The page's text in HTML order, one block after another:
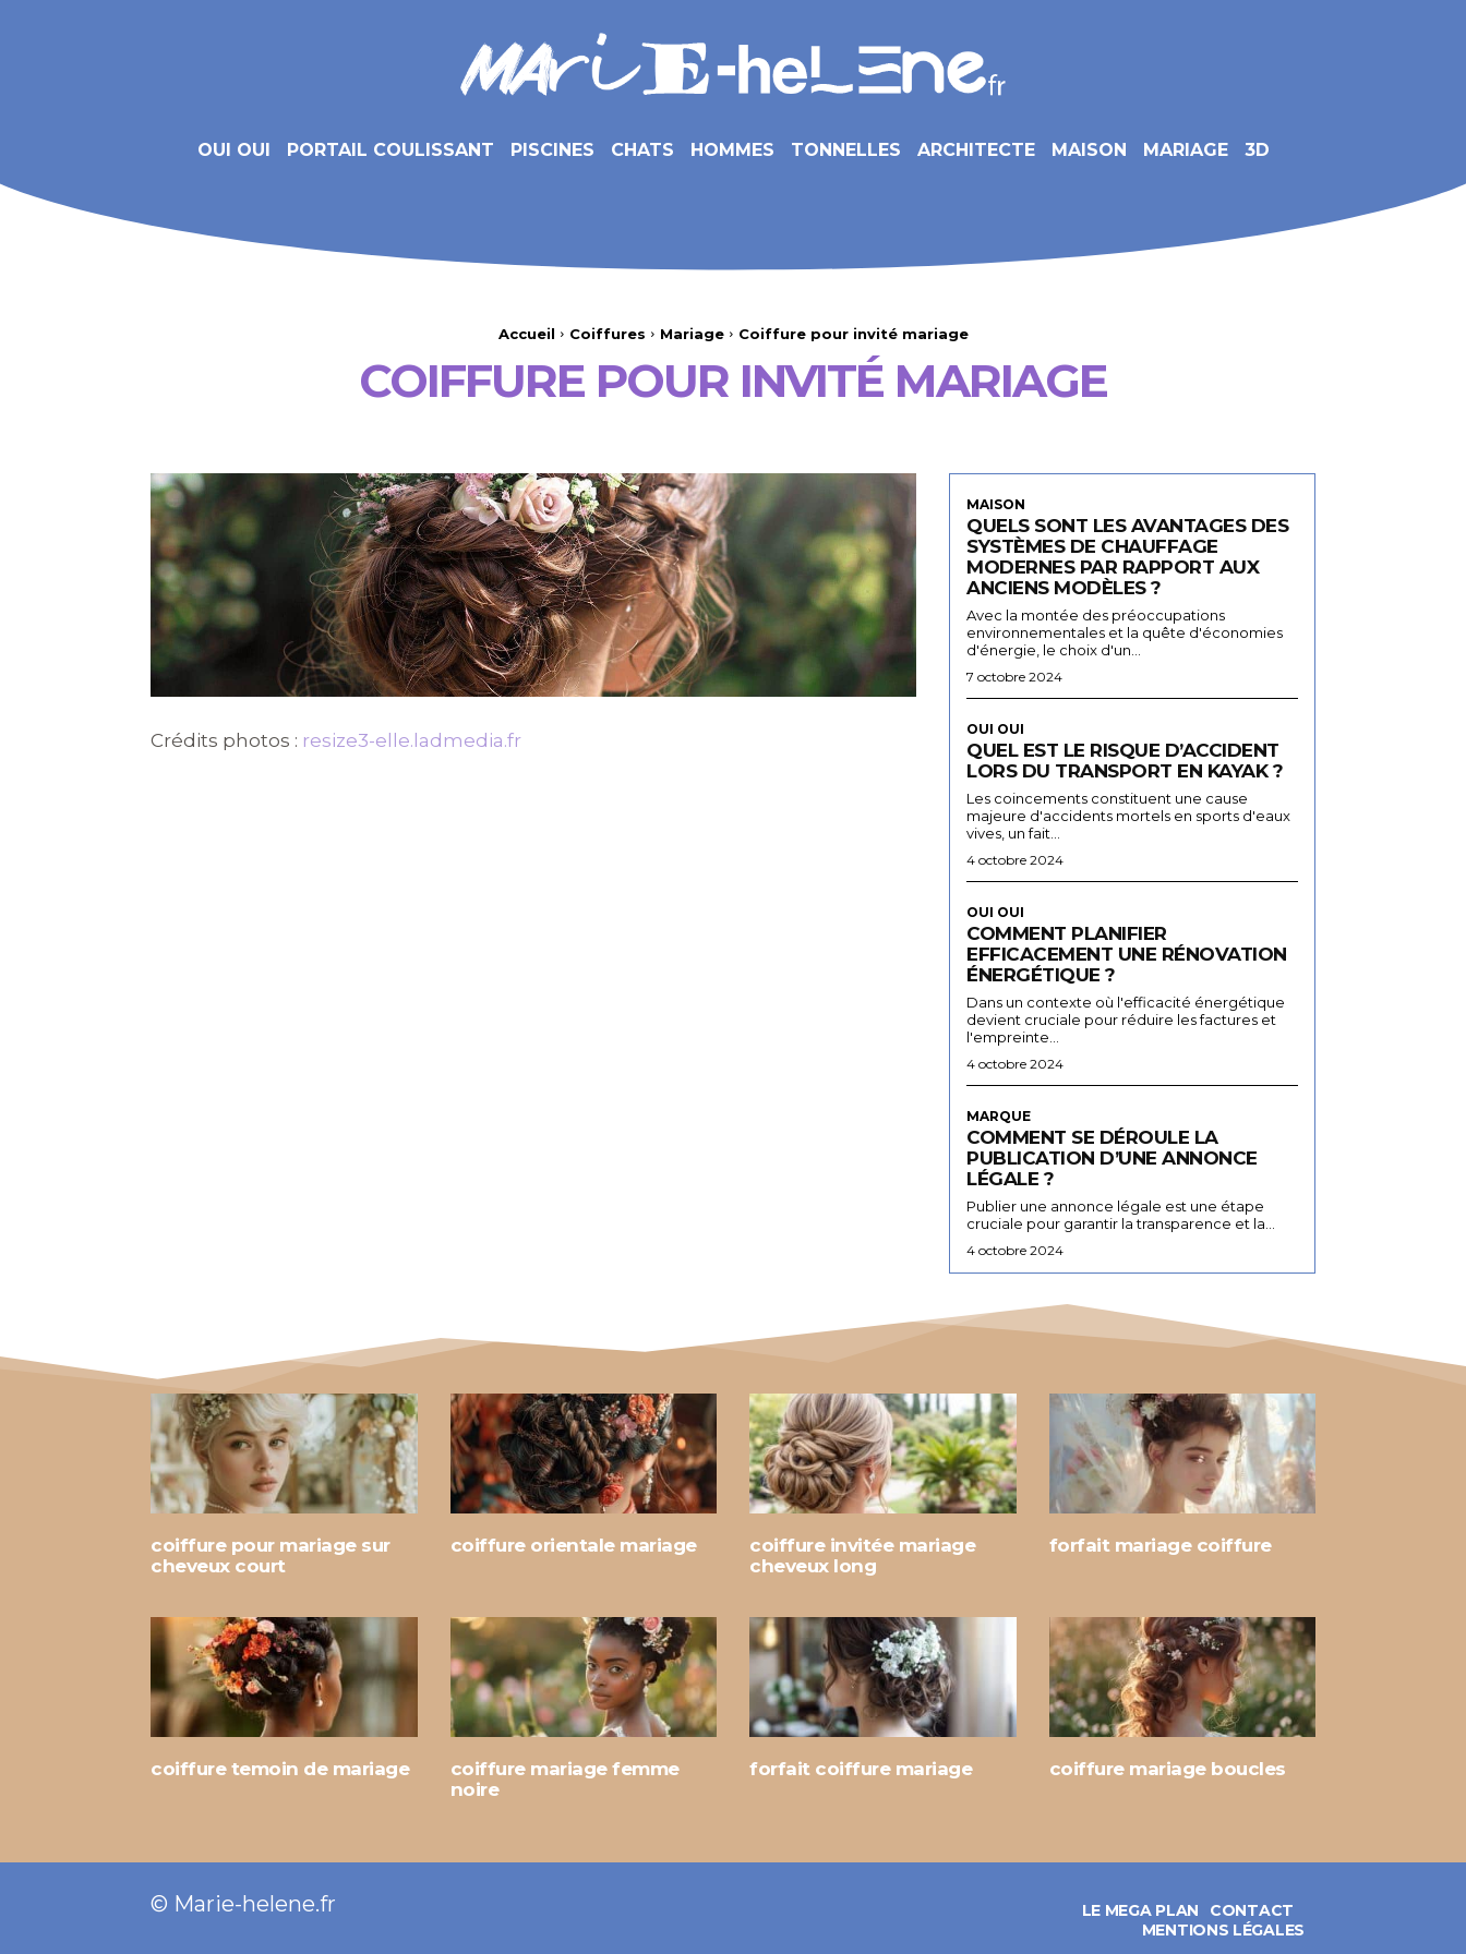
OUI OUI PORTAIL COULISSANT PISCINES CHATS HOMMES TONNELLES ARCHITECTE MAISON MARIAGE 3D
Accueil Coiffures Mariage Coiffure pour invité mariage
COIFFURE POUR INVITÉ MARIAGE
Crédits photos : resize3-elle.ladmedia.fr
MAISON
QUELS SONT LES AVANTAGES DES
SYSTÈMES DE CHAUFFAGE
MODERNES PAR RAPPORT AUX
ANCIENS MODÈLES ?
Avec la montée des préoccupations
environnementales et la quête d'économies
d'énergie, le choix d'un...
7 octobre 2024
OUI OUI
QUEL EST LE RISQUE D’ACCIDENT
LORS DU TRANSPORT EN KAYAK ?
Les coincements constituent une cause
majeure d'accidents mortels en sports d'eaux
vives, un fait...
4 octobre 2024
OUI OUI
COMMENT PLANIFIER
EFFICACEMENT UNE RÉNOVATION
ÉNERGÉTIQUE ?
Dans un contexte où l'efficacité énergétique
devient cruciale pour réduire les factures et
l'empreinte...
4 octobre 2024
MARQUE
COMMENT SE DÉROULE LA
PUBLICATION D’UNE ANNONCE
LÉGALE ?
Publier une annonce légale est une étape
cruciale pour garantir la transparence et la...
4 octobre 2024
coiffure pour mariage sur
cheveux court
coiffure orientale mariage
coiffure invitée mariage
cheveux long
forfait mariage coiffure
coiffure temoin de mariage
coiffure mariage femme
noire
forfait coiffure mariage coiffure mariage boucles
© Marie-helene.fr LE MEGA PLAN
CONTACT
MENTIONS LÉGALES